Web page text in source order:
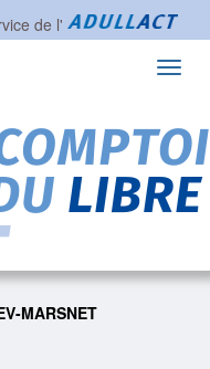
de l'
MARSNET